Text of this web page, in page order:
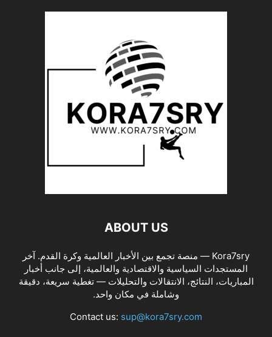
ABOUT US
Kora7sry — منصة تجمع بين الأخبار العالمية وكرة القدم. آخر
المستجدات السياسية والاقتصادية والعالمية، إلى جانب أخبار
المباريات، النتائج، الانتقالات والتحليلات — تغطية سريعة، دقيقة
وشاملة في مكان واحد.
Contact us: sup@kora7sry.com